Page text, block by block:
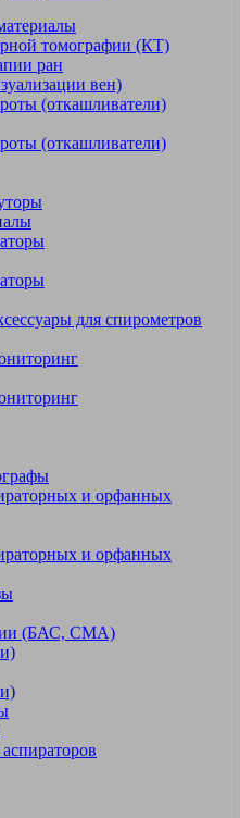
томографии (КТ)
ран
вен)
(откашливатели)
(откашливатели)
для спирометров
и орфанных
и орфанных
(БАС, СМА)